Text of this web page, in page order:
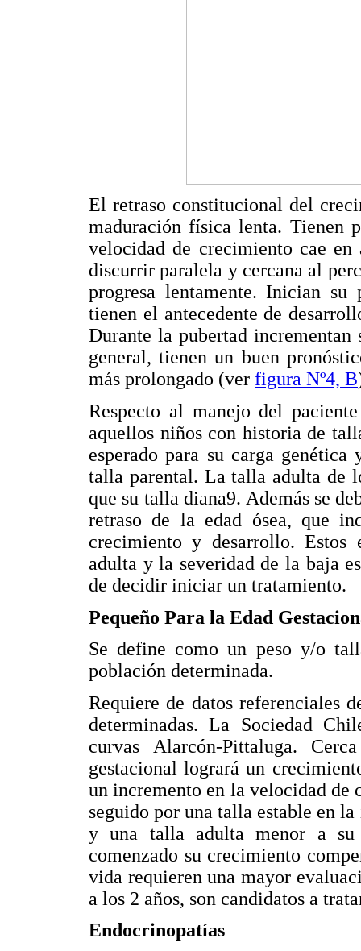
El retraso constitucional del
maduración física lenta. Tienen
velocidad de crecimiento cae
discurrir paralela y cercana al
progresa lentamente. Inician
tienen el antecedente de
Durante la pubertad
general, tienen un buen
más prolongado (ver figura Nº4, B
Respecto al manejo del
aquellos niños con historia de
esperado para su carga
talla parental. La talla adulta de
que su talla diana9. Además se
retraso de la edad ósea, que
crecimiento y desarrollo.
adulta y la severidad de la baja
de decidir iniciar un tratamiento.
Pequeño Para la Edad
Se define como un peso y/o
población determinada.
Requiere de datos referenciales
determinadas. La Sociedad
curvas Alarcón-Pittaluga.
gestacional logrará un
un incremento en la velocidad de
seguido por una talla estable en
y una talla adulta menor a su
comenzado su crecimiento
vida requieren una mayor
a los 2 años, son candidatos a
Endocrinopatías